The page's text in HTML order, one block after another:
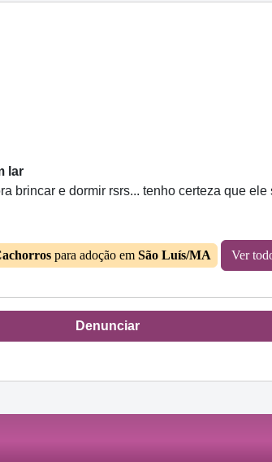
lar
brincar e dormir rsrs... tenho certeza que
para adoção em São Luís/MA Ver
Denunciar